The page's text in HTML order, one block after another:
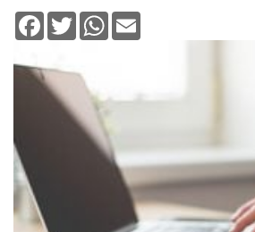
Facebook
TwitterWhatsApp